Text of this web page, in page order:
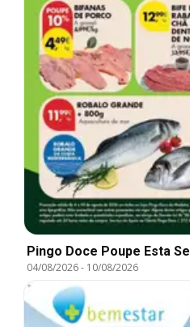
Pingo Doce Poupe Esta
04/08/2026- 10/08/2026